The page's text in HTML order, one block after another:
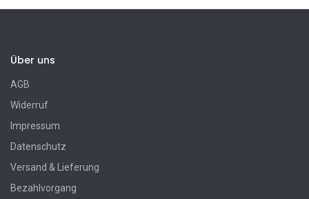
Über uns
AGB
Widerruf
Impressum
Datenschutz
Versand & Lieferung
Bezahlvorgang